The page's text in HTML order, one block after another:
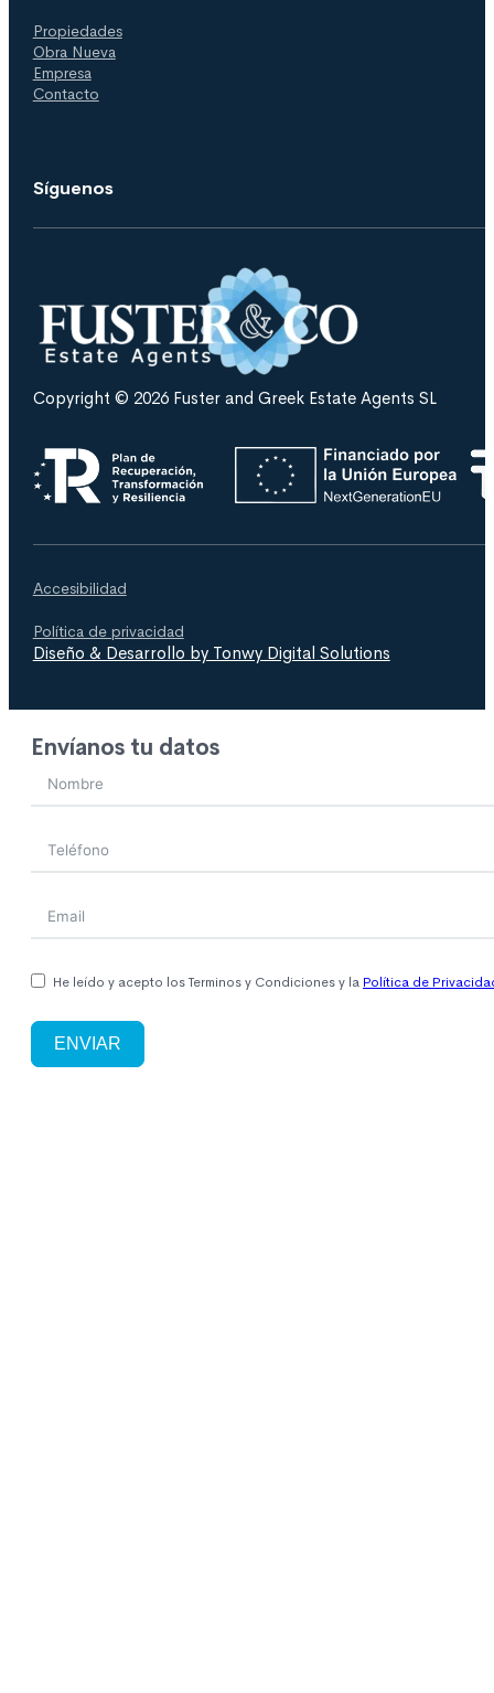
Propiedades
Obra Nueva
Empresa
Contacto
Síguenos
Copyright © 2026 Fuster and Greek Estate Agents SL
Accesibilidad
Política de privacidad
Diseño & Desarrollo by Tonwy Digital Solutions
Envíanos tu datos
He leído y acepto los Terminos y Condiciones y la Política de
ENVIAR